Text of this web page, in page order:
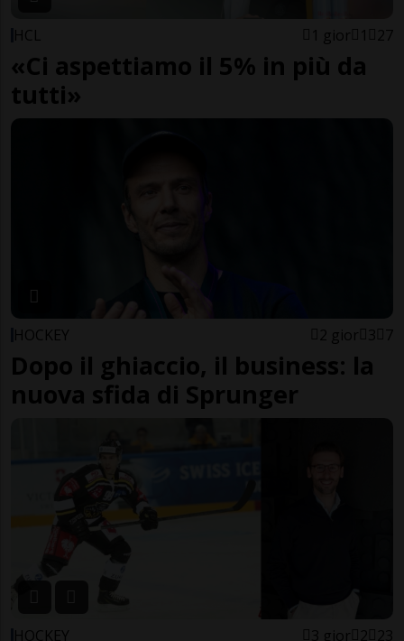
HCL 1 gior 1 27
«Ci aspettiamo il 5% in più da
tutti»
HOCKEY 2 gior 3 7
Dopo il ghiaccio, il business: la
nuova sfida di Sprunger
HOCKEY 3 gior 2 23